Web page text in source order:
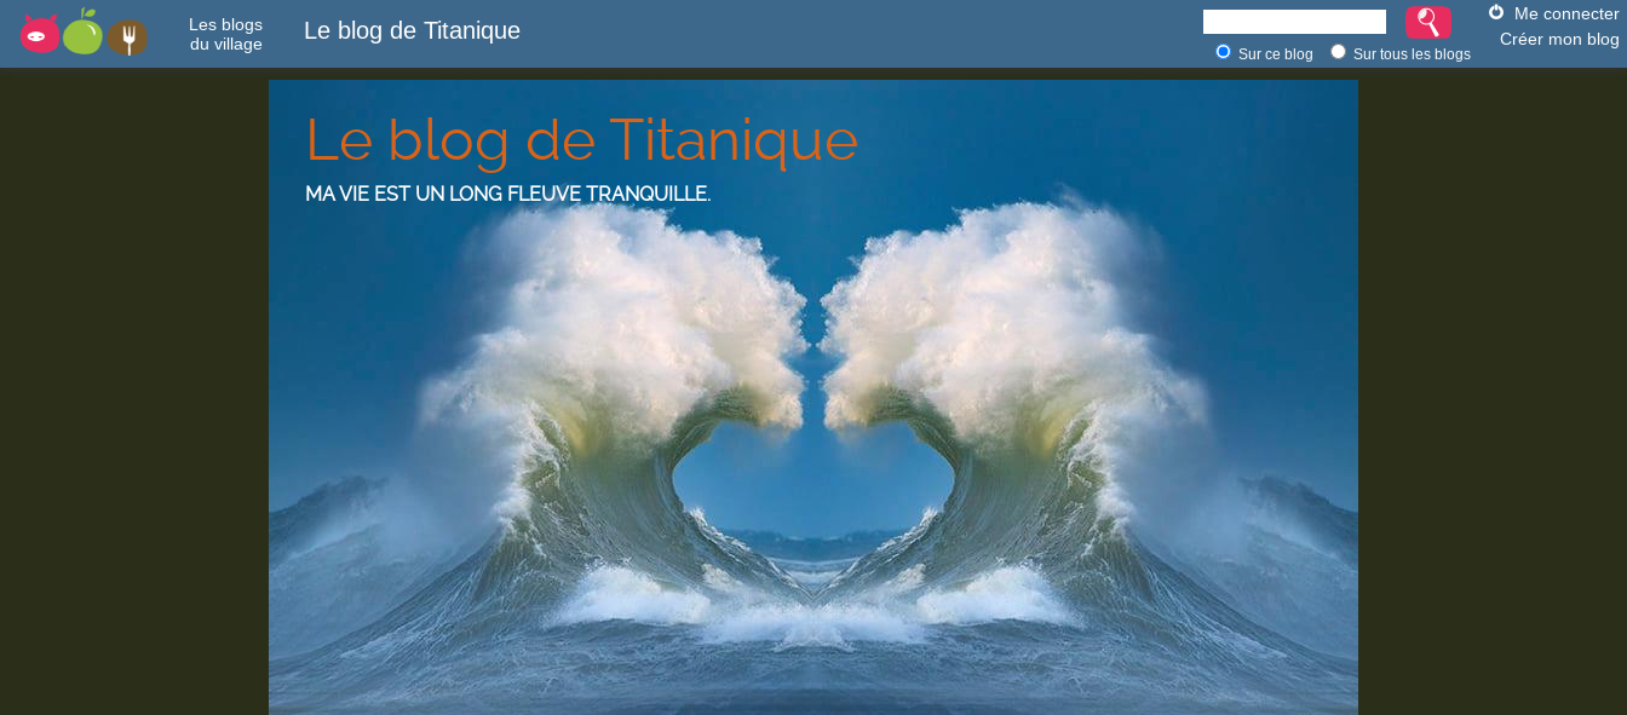
Les blogs
du village
Le blog de Titanique
Me connecter
Créer mon blog
Sur ce blog Sur tous les blogs
Le blog de Titanique
MA VIE EST UN LONG FLEUVE TRANQUILLE.